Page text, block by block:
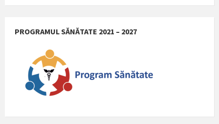
PROGRAMUL SĂNĂTATE 2021 – 2027